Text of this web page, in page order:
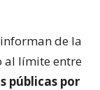
de la
al límite entre
públicas por